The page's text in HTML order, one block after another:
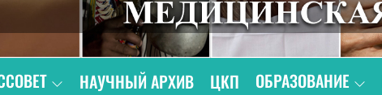
НАУЧНЫЙ АРХИВ ЦКП ОБРАЗОВАНИЕ